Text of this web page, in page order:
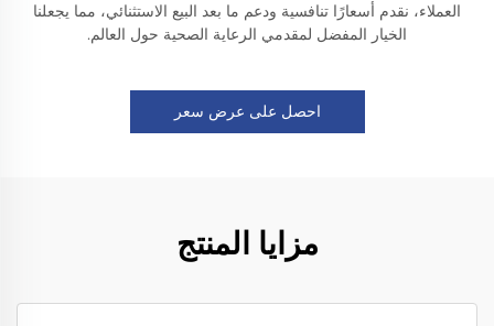
العملاء، نقدم أسعارًا تنافسية ودعم ما بعد البيع الاستثنائي، مما يجعلنا
الخيار المفضل لمقدمي الرعاية الصحية حول العالم.
احصل على عرض سعر
مزايا المنتج